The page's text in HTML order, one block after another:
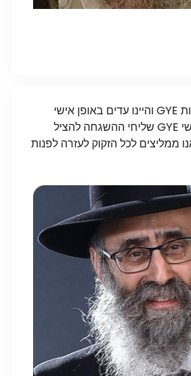
אנו מכירים את פעולות GYE והיינו עדים באופן אישי
למקרים בהם היו אנשי GYE שליחי ההשגחה להציל
ממליצים לכל הזקוק לעזרה לפנות